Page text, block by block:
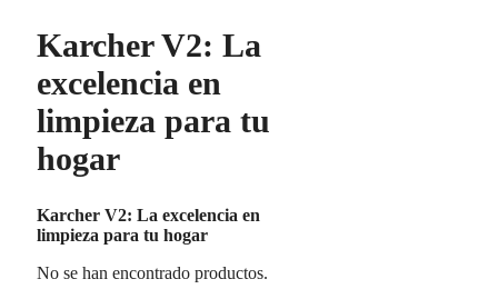
Karcher V2: La
excelencia en
limpieza para tu
hogar
Karcher V2: La excelencia en
limpieza para tu hogar
No se han encontrado productos.